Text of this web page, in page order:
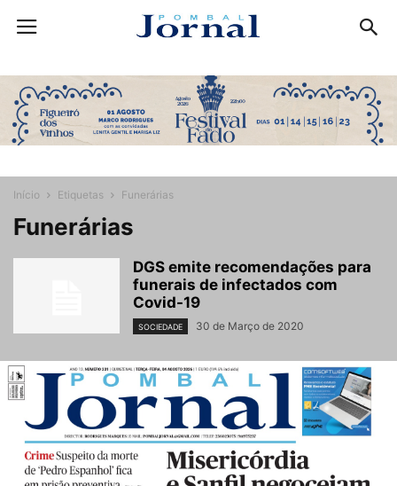
Início Etiquetas Funerárias
Funerárias
DGS emite recomendações para
funerais de infectados com
Covid-19
SOCIEDADE 30 de Março de 2020